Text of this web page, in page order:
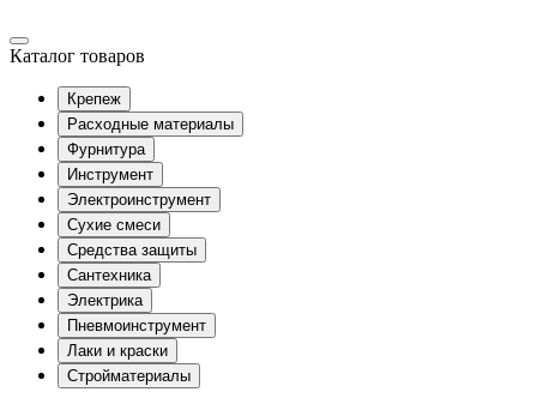
Каталог товаров
Крепеж
Расходные материалы
Фурнитура
Инструмент
Электроинструмент
Сухие смеси
Средства защиты
Сантехника
Электрика
Пневмоинструмент
Лаки и краски
Стройматериалы